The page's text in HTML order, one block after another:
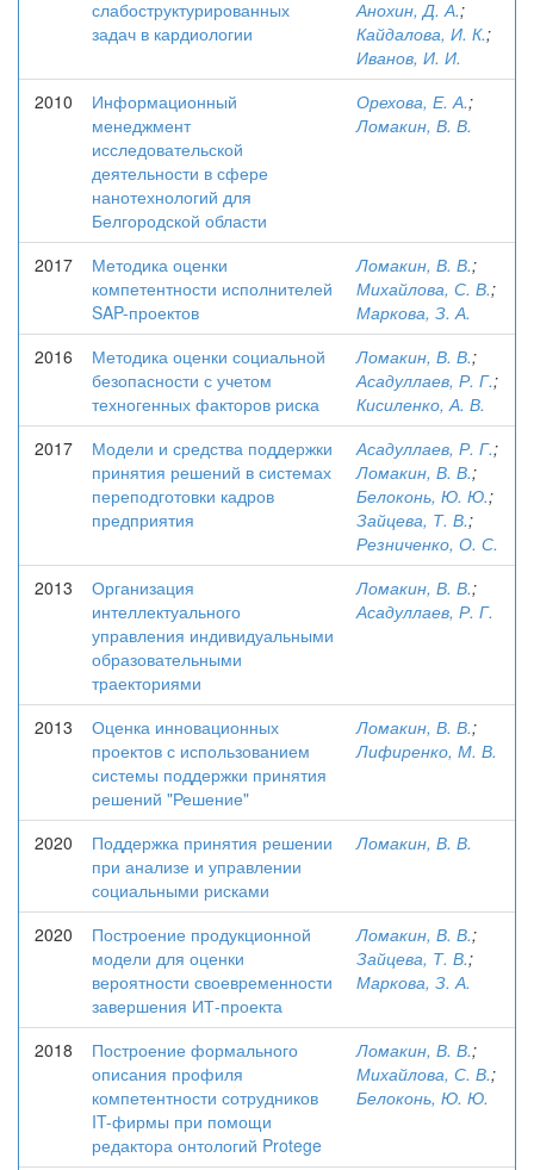
слабоструктурированных
задач в кардиологии
Анохин, Д. А.;
Кайдалова, И. К.;
Иванов, И. И.
2010
Информационный
менеджмент
исследовательской
деятельности в сфере
нанотехнологий для
Белгородской области
Орехова, Е. А.;
Ломакин, В. В.
2017
Методика оценки
компетентности исполнителей
SAP-проектов
Ломакин, В. В.;
Михайлова, С. В.;
Маркова, З. А.
2016
Методика оценки социальной
безопасности с учетом
техногенных факторов риска
Ломакин, В. В.;
Асадуллаев, Р. Г.;
Кисиленко, А. В.
2017
Модели и средства поддержки
принятия решений в системах
переподготовки кадров
предприятия
Асадуллаев, Р. Г.;
Ломакин, В. В.;
Белоконь, Ю. Ю.;
Зайцева, Т. В.;
Резниченко, О. С.
2013
Организация
интеллектуального
управления индивидуальными
образовательными
траекториями
Ломакин, В. В.;
Асадуллаев, Р. Г.
2013
Оценка инновационных
проектов с использованием
системы поддержки принятия
решений "Решение"
Ломакин, В. В.;
Лифиренко, М. В.
2020
Поддержка принятия решении
при анализе и управлении
социальными рисками
Ломакин, В. В.
2020
Построение продукционной
модели для оценки
вероятности своевременности
завершения ИТ-проекта
Ломакин, В. В.;
Зайцева, Т. В.;
Маркова, З. А.
2018
Построение формального
описания профиля
компетентности сотрудников
IT-фирмы при помощи
редактора онтологий Protege
Ломакин, В. В.;
Михайлова, С. В.;
Белоконь, Ю. Ю.